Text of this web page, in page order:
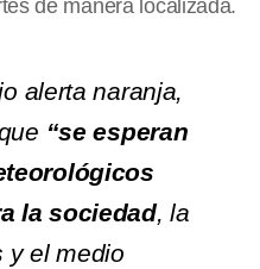
de manera localizada.
alerta naranja,
“se esperan
la sociedad, la
y el medio